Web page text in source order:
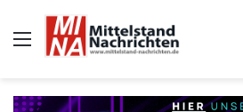
Auswahl